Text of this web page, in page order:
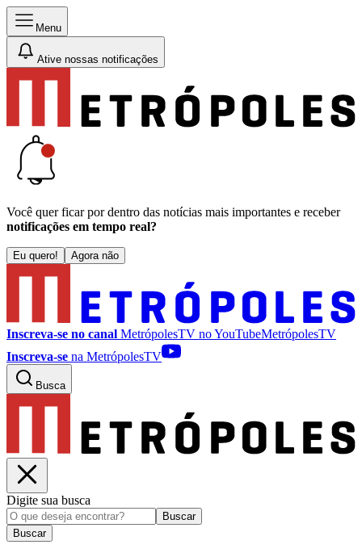
Menu
Ative nossas notificações
Você quer ficar por dentro das notícias mais importantes e receber
notificações em tempo real?
Eu quero! Agora não
Inscreva-se no canal MetrópolesTV noYouTubeMetrópolesTV
Inscreva-se na MetrópolesTV
Busca
Digite sua busca
Buscar
Buscar